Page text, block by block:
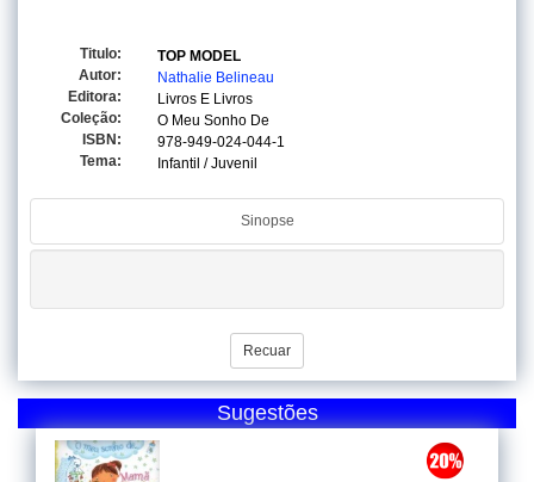
Titulo:
TOP MODEL
Autor:
Nathalie Belineau
Editora:
Livros E Livros
Coleção:
O Meu Sonho De
ISBN:
978-949-024-044-1
Tema:
Infantil / Juvenil
Sinopse
Recuar
Sugestões